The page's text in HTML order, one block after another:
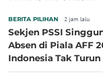
BERITA PILIHAN 2 jam lalu
Sekjen PSSI
Absen di Piala AFF
Indonesia Tak